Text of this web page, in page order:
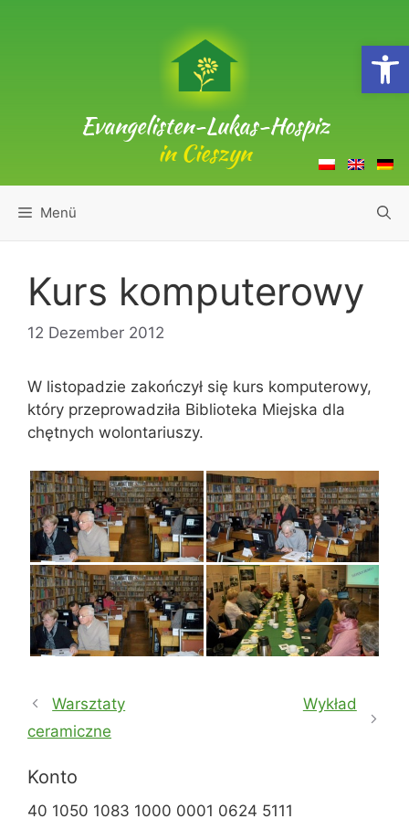
Evangelisten-Lukas-Hospiz
in Cieszyn
Menü
Kurs komputerowy
12 Dezember 2012
W listopadzie zakończył się kurs komputerowy,
który przeprowadziła Biblioteka Miejska dla
chętnych wolontariuszy.
Warsztaty
ceramiczne
Wykład
Konto
40 1050 1083 1000 0001 0624 5111